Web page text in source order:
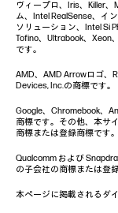
ヴィープロ、Iris、Killer
ム、Intel RealSense、イ
ソリューション、Intel Si
Tofino、Ultrabook、Xeon
です。
AMD、AMD Arrowロゴ、
Devices, Inc.の商標です。
Google、Chromebook、
商標です。その他、本サ
商標または登録商標です。
Qualcomm および
の子会社の商標または登
本ページに掲載されるダ